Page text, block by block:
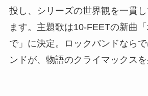
投し、シリーズの世界観を一貫
ます。主題歌は10-FEETの新曲
で」に決定。ロックバンドなら
ンドが、物語のクライマックスを